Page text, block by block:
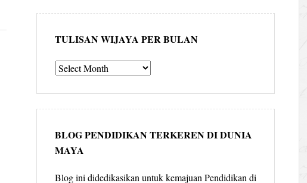
TULISAN WIJAYA PER BULAN
Tulisan
per
bulan
BLOG PENDIDIKAN TERKEREN DI DUNIA
MAYA
Blog ini didedikasikan untuk kemajuan Pendidikan di